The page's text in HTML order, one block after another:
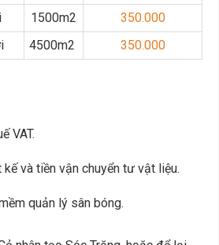
1500m2
350.000
4500m2 350.000
VAT.
và tiền vận chuyển tư vật liệu.
quản lý sân bóng.